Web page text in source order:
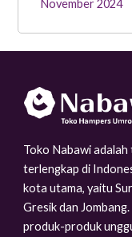
November 2024
Toko Nabawi
terlengkap di
kota utama, yaitu
Gresik dan
produk-produk